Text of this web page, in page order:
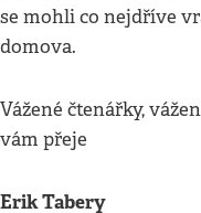
se mohli co nejdříve
domova.
Vážené čtenářky,
vám přeje
Erik Tabery